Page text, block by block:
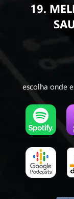
19.
escolha onde